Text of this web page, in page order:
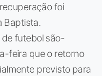
foi
Baptista.
futebol são-
feira que o retorno
previsto para